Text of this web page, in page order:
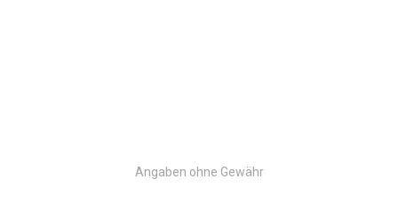
Angaben ohne Gewähr